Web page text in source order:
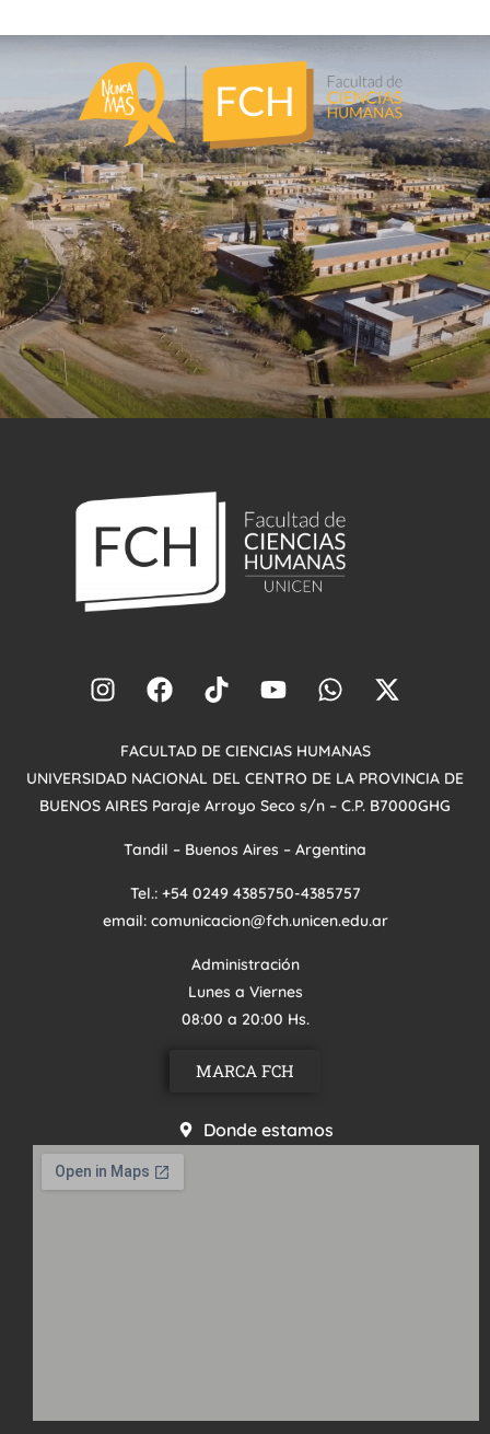
FACULTAD DE CIENCIAS HUMANAS
UNIVERSIDAD NACIONAL DEL CENTRO DE LA PROVINCIA DE
BUENOS AIRES Paraje Arroyo Seco s/n – C.P. B7000GHG
Tandil – Buenos Aires – Argentina
Tel.: +54 0249 4385750-4385757
email: comunicacion@fch.unicen.edu.ar
Administración
Lunes a Viernes
08:00 a 20:00 Hs.
MARCA FCH
Donde estamos